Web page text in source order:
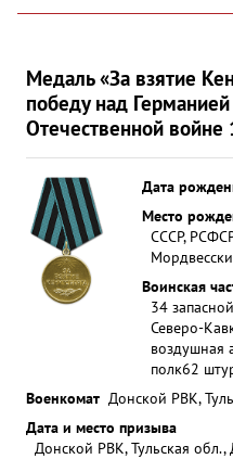
Медаль «За взятие
победу над
Отечественной
Дата
Место
СССР,
Воинская
34
Северо-
воздушная
полк62
Военкомат Донской РВК,
Дата и место призыва
Донской РВК, Тульская